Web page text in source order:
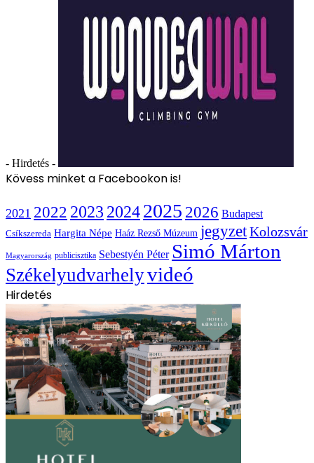
- Hirdetés -
Kövess minket a Facebookon is!
2021 2022 2023 20242025 2026 Budapest
Csíkszereda Hargita Népe Haáz Rezső Múzeum jegyzetKolozsvár
Magyarország publicisztika Sebestyén Péter Simó Márton
Székelyudvarhelyvideó
Hirdetés